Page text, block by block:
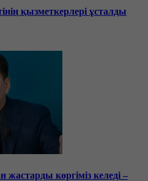
қызметкерлері ұсталды
жастарды көргіміз келеді –